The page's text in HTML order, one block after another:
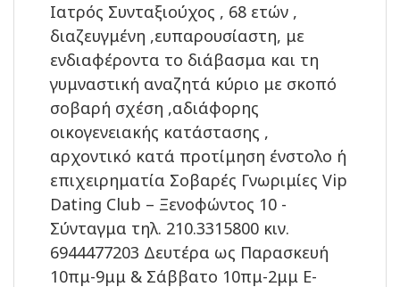
Ιατρός Συνταξιούχος , 68 ετών ,
διαζευγμένη ,ευπαρουσίαστη, με
ενδιαφέροντα το διάβασμα και τη
γυμναστική αναζητά κύριο με σκοπό
σοβαρή σχέση ,αδιάφορης
οικογενειακής κατάστασης ,
αρχοντικό κατά προτίμηση ένστολο ή
επιχειρηματία Σοβαρές Γνωριμίες Vip
Dating Club – Ξενοφώντος 10 -
Σύνταγμα τηλ. 210.3315800 κιν.
6944477203 Δευτέρα ως Παρασκευή
10πμ-9μμ & Σάββατο 10πμ-2μμ E-